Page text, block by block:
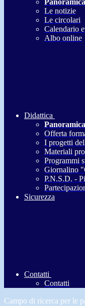
Panoramica
Le notizie
Le circolari
Calendario
Albo online
Didattica
Panoramica
Offerta
I progetti
Materiali
Programmi
Giornalino
P.N.S.D. -
Sicurezza
Contatti
Contatti
Campo di ricerca per le